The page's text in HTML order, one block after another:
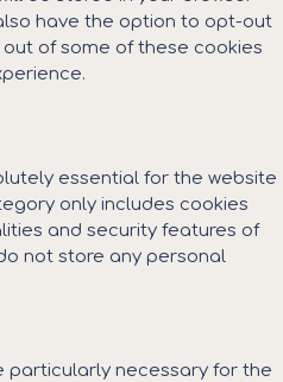
have the option to opt-out
of some of these cookies
essential for the website
only includes cookies
and security features of
not store any personal
particularly necessary for the